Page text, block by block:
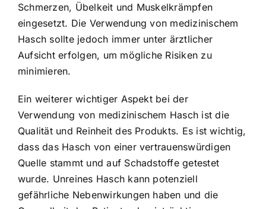
Schmerzen, Übelkeit und Muskelkrämpfen
eingesetzt. Die Verwendung von medizinischem
Hasch sollte jedoch immer unter ärztlicher
Aufsicht erfolgen, um mögliche Risiken zu
minimieren.
Ein weiterer wichtiger Aspekt bei der
Verwendung von medizinischem Hasch ist die
Qualität und Reinheit des Produkts. Es ist wichtig,
dass das Hasch von einer vertrauenswürdigen
Quelle stammt und auf Schadstoffe getestet
wurde. Unreines Hasch kann potenziell
gefährliche Nebenwirkungen haben und die